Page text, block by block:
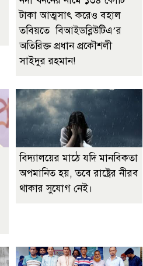
টাকা আত্মসাৎ করেও বহাল
তবিয়তে বিআইডব্লিউটিএ’র
অতিরিক্ত প্রধান প্রকৌশলী
সাইদুর রহমান!
বিদ্যালয়ের মাঠে যদি মানবিকতা
অপমানিত হয়, তবে রাষ্ট্রের নীরব
থাকার সুযোগ নেই।